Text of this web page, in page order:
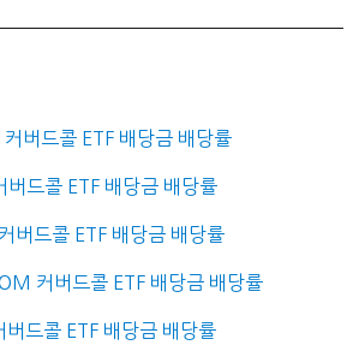
버드콜 ETF 배당금 배당률
드콜 ETF 배당금 배당률
버드콜 ETF 배당금 배당률
커버드콜 ETF 배당금 배당률
드콜 ETF 배당금 배당률